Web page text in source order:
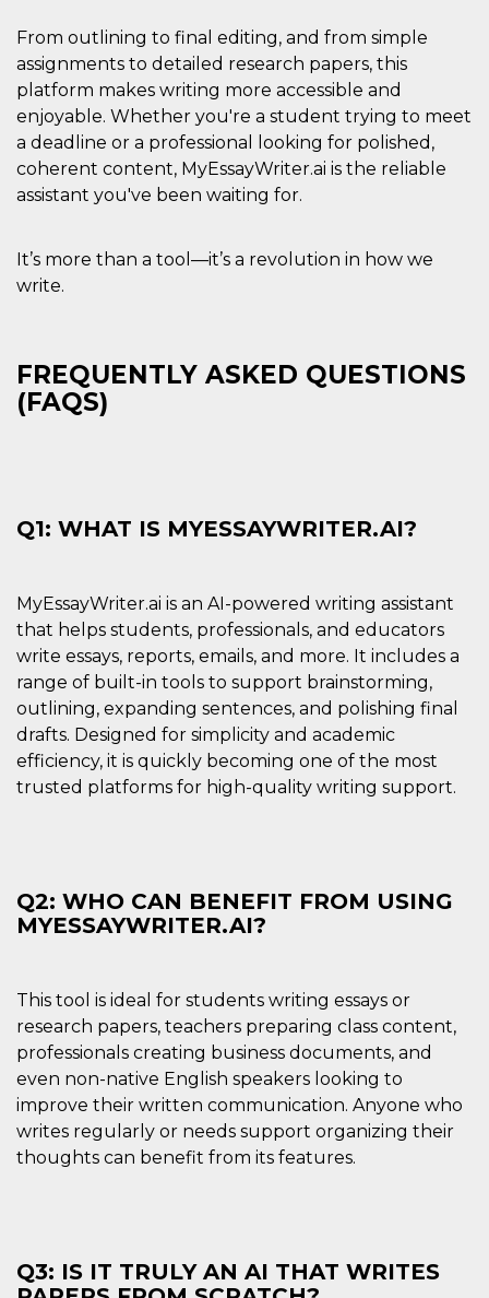
From outlining to final editing, and from simple
assignments to detailed research papers, this
platform makes writing more accessible and
enjoyable. Whether you're a student trying to meet
a deadline or a professional looking for polished,
coherent content, MyEssayWriter.ai is the reliable
assistant you've been waiting for.
It’s more than a tool—it’s a revolution in how we
write.
FREQUENTLY ASKED QUESTIONS
(FAQS)
Q1: WHAT IS MYESSAYWRITER.AI?
MyEssayWriter.ai is an AI-powered writing assistant
that helps students, professionals, and educators
write essays, reports, emails, and more. It includes a
range of built-in tools to support brainstorming,
outlining, expanding sentences, and polishing final
drafts. Designed for simplicity and academic
efficiency, it is quickly becoming one of the most
trusted platforms for high-quality writing support.
Q2: WHO CAN BENEFIT FROM USING
MYESSAYWRITER.AI?
This tool is ideal for students writing essays or
research papers, teachers preparing class content,
professionals creating business documents, and
even non-native English speakers looking to
improve their written communication. Anyone who
writes regularly or needs support organizing their
thoughts can benefit from its features.
Q3: IS IT TRULY AN AI THAT WRITES